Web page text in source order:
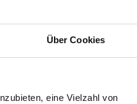
Über Cookies
eine Vielzahl von